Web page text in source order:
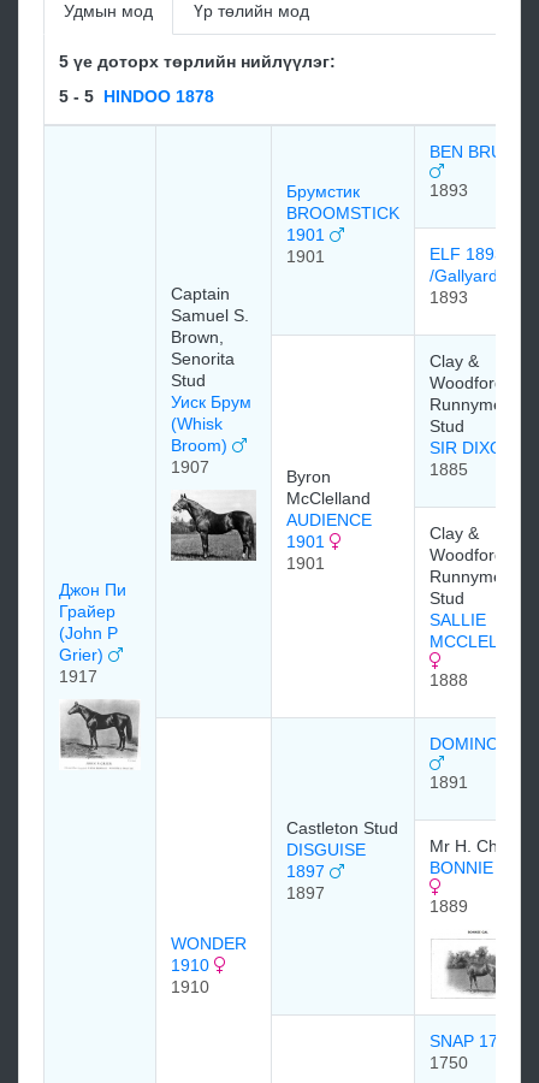
Удмын мод Үр төлийн мод
5 үе доторх төрлийн нийлүүлэг:
5 - 5 HINDOO 1878
Джон Пи
Грaйeр
(John P
Grier)
1917
Captain
Samuel S.
Brown,
Senorita
Stud
Уиск Брум
(Whisk
Broom)
1907
Брумстик
BROOMSTICK
1901
1901
BEN BRUSH
1893
ELF 1893
/Gallyard
1893
Byron
McClelland
AUDIENCE
1901
1901
Clay &
Woodford,
Runnymede
Stud
SIR DIXON
1885
Clay &
Woodford,
Runnymede
Stud
SALLIE
1888
WONDER
1910
1910
Castleton Stud
DISGUISE
1897
1897
DOMINO
1891
Mr H. Chaplin
BONNIE GAL
1889
SNAP 1750
1750